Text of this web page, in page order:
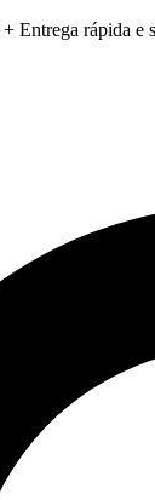
Entrega rápida e